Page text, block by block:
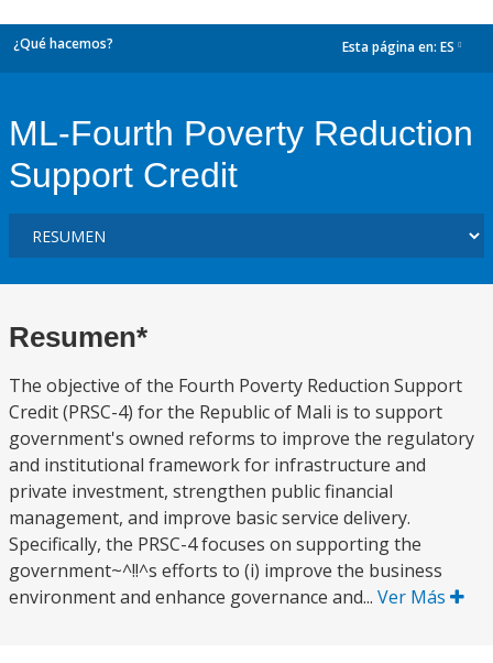
¿Qué hacemos? Esta página en: ES
ML-Fourth Poverty Reduction
Support Credit
Resumen*
The objective of the Fourth Poverty Reduction Support
Credit (PRSC-4) for the Republic of Mali is to support
government's owned reforms to improve the regulatory
and institutional framework for infrastructure and
private investment, strengthen public financial
management, and improve basic service delivery.
Specifically, the PRSC-4 focuses on supporting the
government~^!!^s efforts to (i) improve the business
environment and enhance governance and... Ver Más